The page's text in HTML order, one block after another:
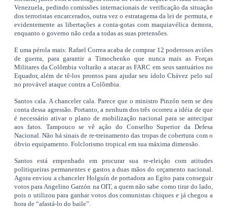
Venezuela, pedindo comissões internacionais de verificação da situação
dos terroristas encarcerados, outra vez o estratagema da lei de permuta, e
evidentemente as libertações a conta-gotas com maquiavélica demora,
enquanto o governo não ceda a todas as suas pretensões.
E uma pérola mais: Rafael Correa acaba de comprar 12 poderosos aviões
de guerra, para garantir a Timochenko que nunca mais as Forças
Militares da Colômbia voltarão a atacar as FARC em seus santuários no
Equador, além de tê-los prontos para ajudar seu ídolo Chávez pelo sul
no provável ataque contra a Colômbia.
Santos cala. A chanceler cala. Parece que o ministro Pinzón nem se deu
conta dessa agressão. Portanto, a nenhum dos três ocorreu a idéia de que
é necessário ativar o plano de mobilização nacional para se antecipar
aos fatos. Tampouco se vê ação do Conselho Superior da Defesa
Nacional. Não há sinais de re-treinamento das tropas de cobertura com o
óbvio equipamento. Folclorismo tropical em sua máxima dimensão.
Santos está empenhado em procurar sua re-eleição com atitudes
politiqueiras permanentes e gastos a duas mãos do orçamento nacional.
Agora enviou a chanceler Holguín de portadora ao Egito para conseguir
votos para Angelino Garzón na OIT, a quem não sabe como tirar do lado,
pois o utilizou para ganhar votos dos comunistas chiques e já chegou a
hora de “afastá-lo do baile”.